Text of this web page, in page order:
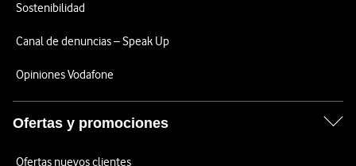
Sostenibilidad
Canal de denuncias – Speak Up
Opiniones Vodafone
Ofertas y promociones
Ofertas nuevos clientes